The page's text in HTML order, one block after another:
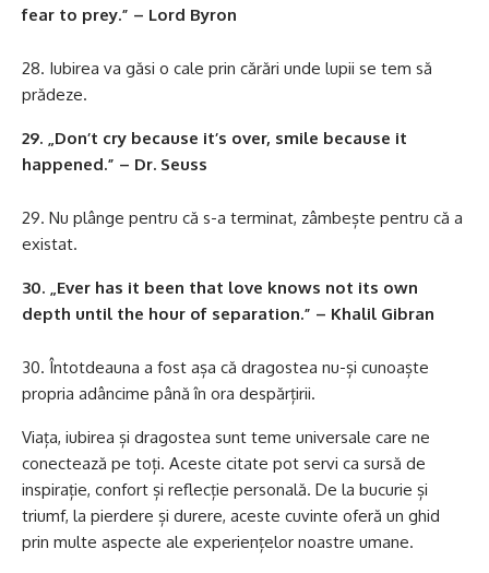
fear to prey.” – Lord Byron
Iubirea va găsi o cale prin cărări unde lupii se tem să
prădeze.
29. „Don’t cry because it’s over, smile because it
happened.” – Dr. Seuss
Nu plânge pentru că s-a terminat, zâmbește pentru că a
existat.
30. „Ever has it been that love knows not its own
depth until the hour of separation.” – Khalil Gibran
Întotdeauna a fost așa că dragostea nu-și cunoaște
propria adâncime până în ora despărțirii.
Viața, iubirea și dragostea sunt teme universale care ne
conectează pe toți. Aceste citate pot servi ca sursă de
inspirație, confort și reflecție personală. De la bucurie și
triumf, la pierdere și durere, aceste cuvinte oferă un ghid
prin multe aspecte ale experiențelor noastre umane.